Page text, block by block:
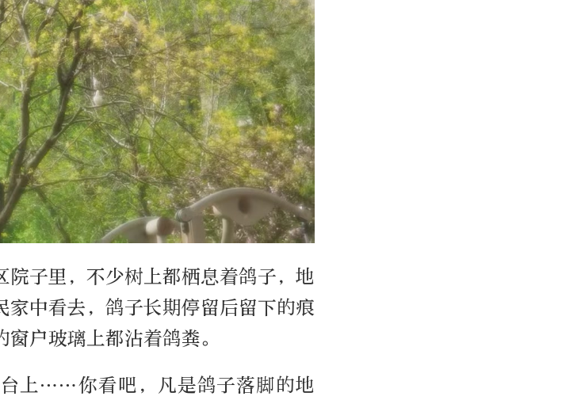
子里，不少树上都栖息着鸽子，地
家中看去，鸽子长期停留后留下的痕
户玻璃上都沾着鸽粪。
上……你看吧，凡是鸽子落脚的地